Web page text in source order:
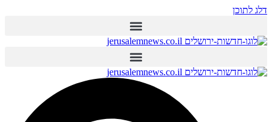
דלג לתוכן